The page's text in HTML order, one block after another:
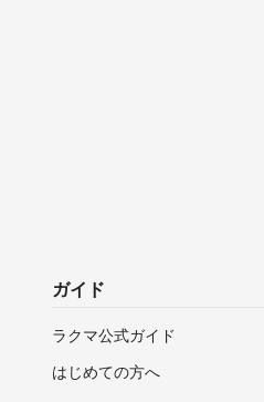
ガイド
ラクマ公式ガイド
はじめての方へ